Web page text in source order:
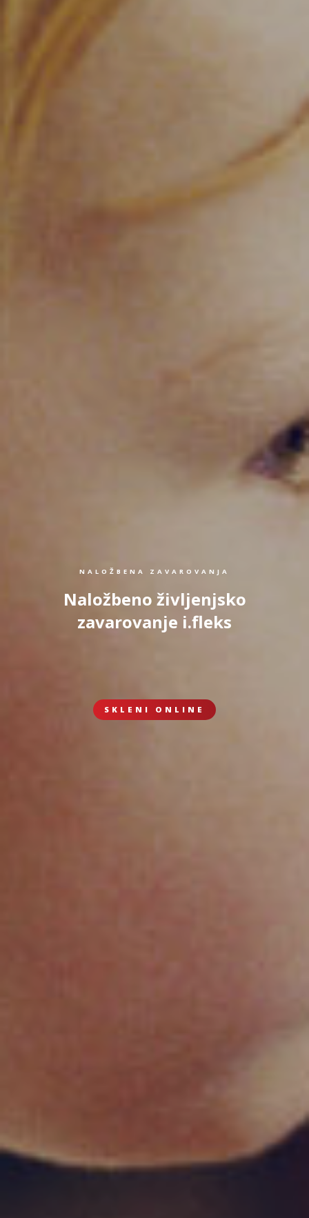
NALOŽBENA ZAVAROVANJA
Naložbeno življenjsko
zavarovanje i.fleks
SKLENI ONLINE